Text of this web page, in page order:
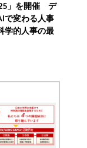
」を開催 デ
で変わる人事
的人事の最